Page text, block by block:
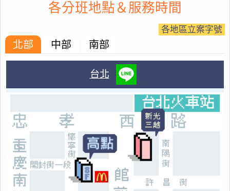
各分班地點＆服務時間
各地區立案字號
北部 中部 南部
台北